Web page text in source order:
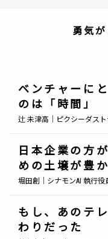
勇気
ベンチャーに
のは「時間」
辻 未津高｜ピクシーダス
日本企業の方
めの土壌が豊か
堀田創｜シナモンAI 執行役
もし、あのテ
わりだった